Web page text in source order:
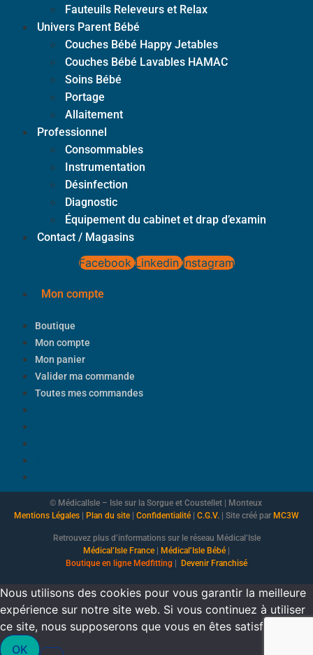
Fauteuils Releveurs et Relax
Univers Parent Bébé
Couches Bébé Happy Jetables
Couches Bébé Lavables HAMAC
Soins Bébé
Portage
Allaitement
Professionnel
Consommables
Instrumentation
Désinfection
Diagnostic
Équipement du cabinet et drap d’examin
Contact / Magasins
Facebook Linkedin Instagram
Mon compte
Boutique
Mon compte
Mon panier
Valider ma commande
Toutes mes commandes
© MédicalIsle – Isle sur la Sorgue et Coustellet | Monteux
Mentions Légales | Plan du site | Confidentialité | C.G.V. | Site créé par MC3W
Retrouvez plus d’informations sur le réseau Médical’Isle
Médical’Isle France
Médical’Isle Bébé
Boutique en ligne Medfitting Devenir Franchisé
Nous utilisons des cookies pour vous garantir la meilleure
expérience sur notre site web. Si vous continuez à utiliser
ce site, nous supposerons que vous en êtes satisfait.
OK